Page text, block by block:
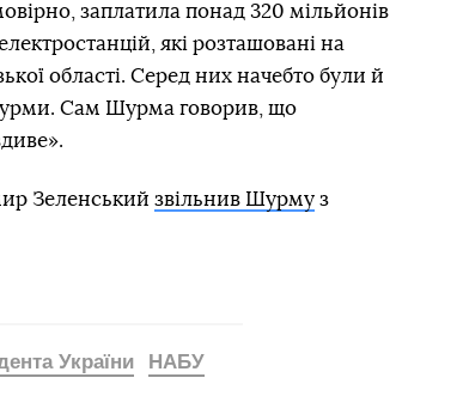
заплатила понад 320 мільйонів
які розташовані на
області. Серед них начебто були й
Сам Шурма говорив, що
Зеленський звільнив Шурму з
України НАБУ